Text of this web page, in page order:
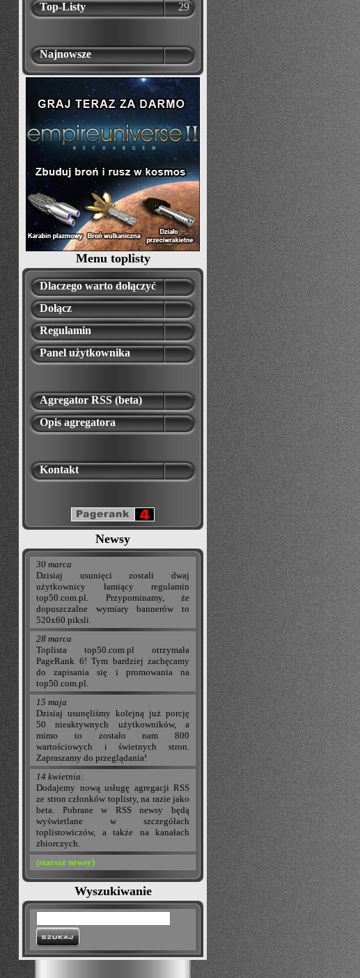
Top-Listy
29
Najnowsze
Menu toplisty
Dlaczego warto dołączyć
Dołącz
Regulamin
Panel użytkownika
Agregator RSS (beta)
Opis agregatora
Kontakt
Newsy
30 marca
Dzisiaj usunięci zostali dwaj
użytkownicy łamiący regulamin
top50.com.pl. Przypominamy, że
dopuszczalne wymiary bannerów to
520x60 piksli.
28 marca
Toplista top50.com.pl otrzymała
PageRank 6! Tym bardziej zachęcamy
do zapisania się i promowania na
top50.com.pl.
15 maja
Dzisiaj usunęliśmy kolejną już porcję
50 nieaktywnych użytkowników, a
mimo to zostało nam 800
wartościowych i świetnych stron.
Zapraszamy do przeglądania!
14 kwietnia:
Dodajemy nową usługę agregacji RSS
ze stron członków toplisty, na razie jako
beta. Pobrane w RSS newsy będą
wyświetlane w szczegółach
toplistowiczów, a także na kanałach
zbiorczych.
(starsze newsy)
Wyszukiwanie